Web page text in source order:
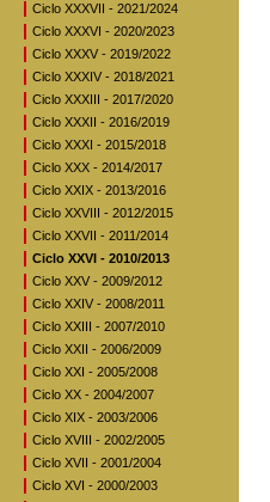
Ciclo XXXVII - 2021/2024
Ciclo XXXVI - 2020/2023
Ciclo XXXV - 2019/2022
Ciclo XXXIV - 2018/2021
Ciclo XXXIII - 2017/2020
Ciclo XXXII - 2016/2019
Ciclo XXXI - 2015/2018
Ciclo XXX - 2014/2017
Ciclo XXIX - 2013/2016
Ciclo XXVIII - 2012/2015
Ciclo XXVII - 2011/2014
Ciclo XXVI - 2010/2013
Ciclo XXV - 2009/2012
Ciclo XXIV - 2008/2011
Ciclo XXIII - 2007/2010
Ciclo XXII - 2006/2009
Ciclo XXI - 2005/2008
Ciclo XX - 2004/2007
Ciclo XIX - 2003/2006
Ciclo XVIII - 2002/2005
Ciclo XVII - 2001/2004
Ciclo XVI - 2000/2003